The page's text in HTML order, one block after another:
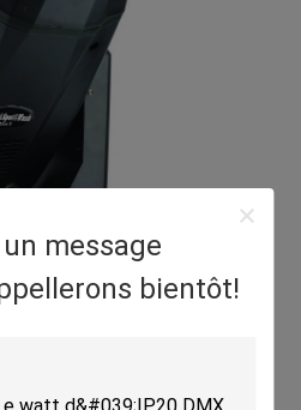
message
bientôt!